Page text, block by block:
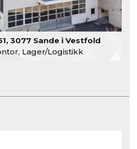
3077 Sande i Vestfold
Lager/Logistikk